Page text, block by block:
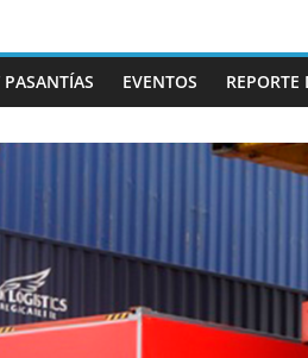
PASANTÍAS EVENTOS REPORTE